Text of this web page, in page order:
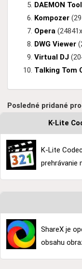
DAEMON
Kompozer
Opera
DWG Viewer
Virtual DJ
Talking Tom
Posledné pridané
K-Lite
K-Lite
prehrávanie
ShareX je
obsahu